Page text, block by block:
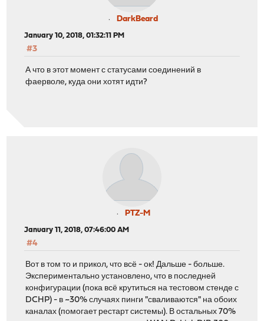
DarkBeard
January 10, 2018, 01:32:11 PM
#3
А что в этот момент с статусами соединений в
фаерволе, куда они хотят идти?
PTZ-M
January 11, 2018, 07:46:00 AM
#4
Вот в том то и прикол, что всё - ок! Дальше - больше.
Экспериментально установлено, что в последней
конфигурации (пока всё крутиться на тестовом стенде с
DCHP) - в ~30% случаях пинги "сваливаются" на обоих
каналах (помогает рестарт системы). В остальных 70%